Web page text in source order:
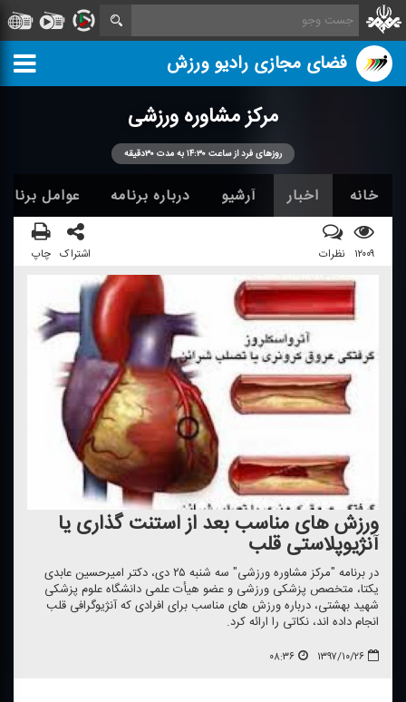
فضای مجازی رادیو ورزش
مركز مشاوره ورزشی
روزهای فرد از ساعت ۱۴:۳۰ به مدت ۳۰دقیقه
خانه اخبار آرشیو درباره برنامه عوامل برنامه
۱۲۰۰۹ نظرات اشتراک چاپ
ورزش های مناسب بعد از استنت گذاری یا
آنژیوپلاستی قلب
در برنامه "مركز مشاوره ورزشی" سه شنبه ۲۵ دی، دكتر امیرحسین عابدی
یكتا، متخصص پزشكی ورزشی و عضو هیأت علمی دانشگاه علوم پزشكی
شهید بهشتی، درباره ورزش های مناسب برای افرادی كه آنژیوگرافی قلب
انجام داده اند، نكاتی را ارائه كرد.
۱۳۹۷/۱۰/۲۶ ۰۸:۳۶